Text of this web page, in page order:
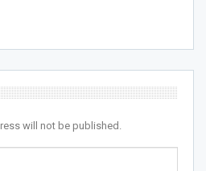
will not be published.